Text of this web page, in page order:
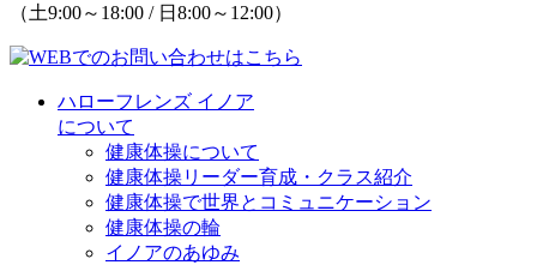
（土9:00～18:00 / 日8:00～12:00）
ハローフレンズ イノア
について
健康体操について
健康体操リーダー育成・クラス紹介
健康体操で世界とコミュニケーション
健康体操の輪
イノアのあゆみ